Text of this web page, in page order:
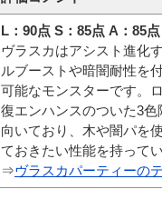
L：90点 S：85点 A：85点
ヴラスカはアシスト進化
ルブーストや暗闇耐性を
可能なモンスターです。
復エンハンスのついた3色
向いており、木や闇パを
ておきたい性能を持ってい
⇒ヴラスカパーティーの